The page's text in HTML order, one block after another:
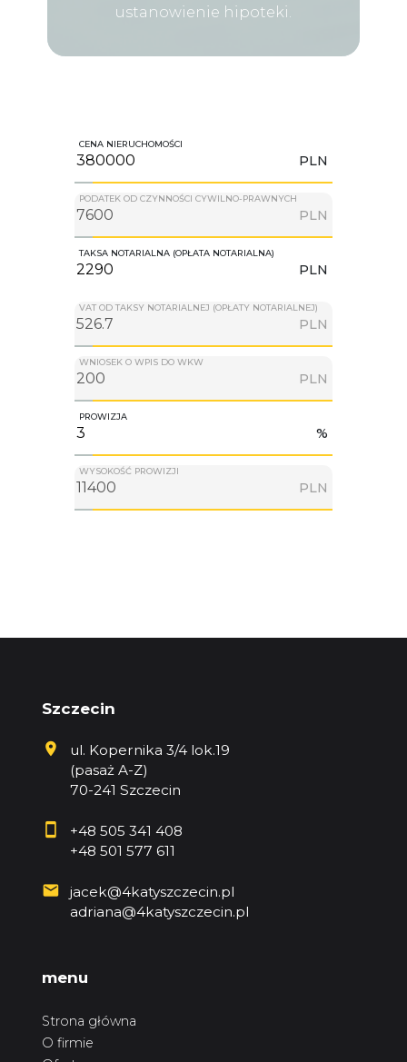
ustanowienie hipoteki.
CENA NIERUCHOMOŚCI
PLN
PODATEK OD CZYNNOŚCI CYWILNO-PRAWNYCH
PLN
TAKSA NOTARIALNA (OPŁATA NOTARIALNA)
PLN
VAT OD TAKSY NOTARIALNEJ (OPŁATY NOTARIALNEJ)
PLN
WNIOSEK O WPIS DO WKW
PLN
PROWIZJA
%
WYSOKOŚĆ PROWIZJI
PLN
Szczecin
ul. Kopernika 3/4 lok.19
(pasaż A-Z)
70-241 Szczecin
+48 505 341 408
+48 501 577 611
jacek@4katyszczecin.pl
adriana@4katyszczecin.pl
menu
Strona główna
O firmie